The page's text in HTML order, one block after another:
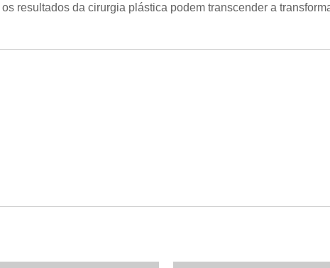
resultados da cirurgia plástica podem transcender a